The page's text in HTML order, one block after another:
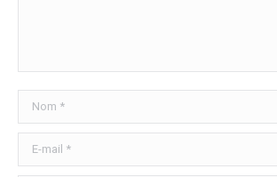
Nom *
E-mail *